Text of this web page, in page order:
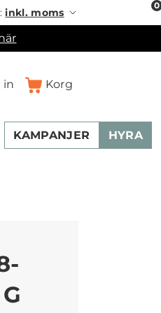
inkl. moms
in Korg
0
KAMPANJER HYRA